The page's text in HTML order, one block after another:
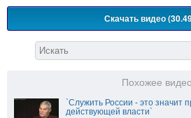
Скачать видео
Похожее видео
`Служить России - это значит
действующей власти`